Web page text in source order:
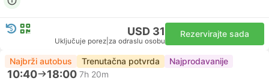
USD 31
Uključuje porez za odraslu osobu
Rezervirajte sada
Najbrži autobus Trenutačna potvrda Najprodavanije
10:40 18:00 7h 20m